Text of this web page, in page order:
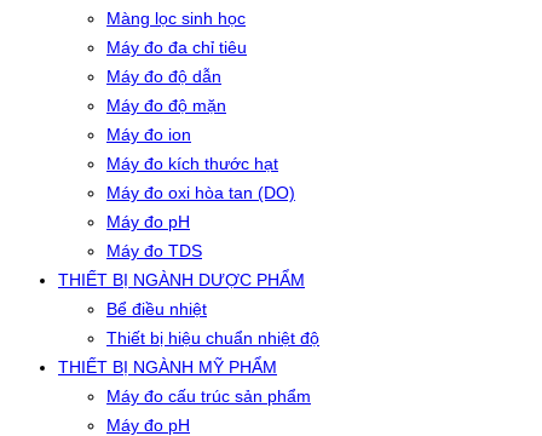
Màng lọc sinh học
Máy đo đa chỉ tiêu
Máy đo độ dẫn
Máy đo độ mặn
Máy đo ion
Máy đo kích thước hạt
Máy đo oxi hòa tan (DO)
Máy đo pH
Máy đo TDS
THIẾT BỊ NGÀNH DƯỢC PHẨM
Bể điều nhiệt
Thiết bị hiệu chuẩn nhiệt độ
THIẾT BỊ NGÀNH MỸ PHẨM
Máy đo cấu trúc sản phẩm
Máy đo pH